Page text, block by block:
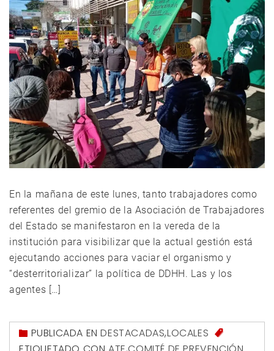
En la mañana de este lunes, tanto trabajadores como
referentes del gremio de la Asociación de Trabajadores
del Estado se manifestaron en la vereda de la
institución para visibilizar que la actual gestión está
ejecutando acciones para vaciar el organismo y
“desterritorializar” la política de DDHH. Las y los
agentes […]
PUBLICADA ENDESTACADAS,LOCALES